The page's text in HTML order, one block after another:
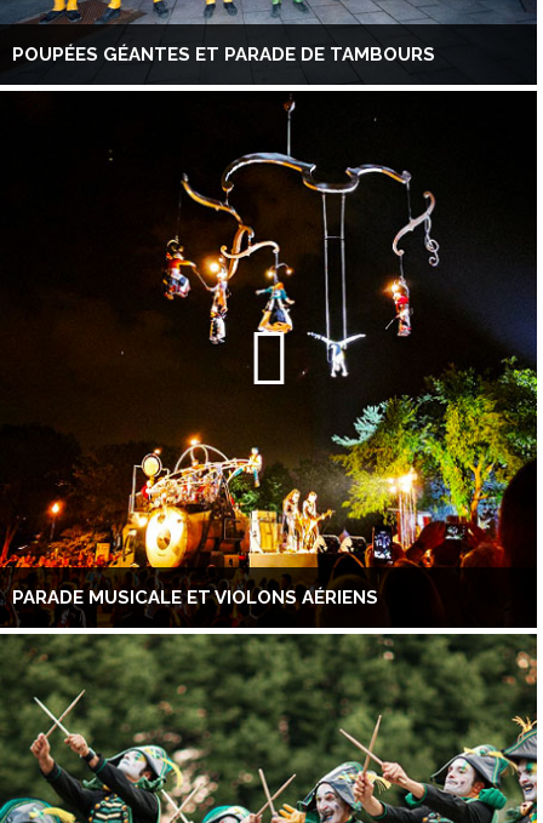
POUPÉES GÉANTES ET PARADE DE TAMBOURS
PARADE MUSICALE ET VIOLONS AÉRIENS